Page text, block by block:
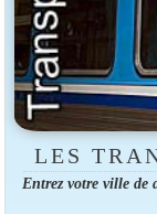
LES
Entrez votre ville de